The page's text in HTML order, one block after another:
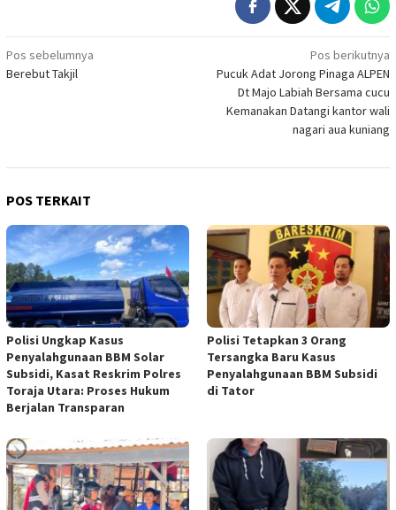
Navigasi
pos
Pos sebelumnya
Berebut Takjil
Pos berikutnya
Pucuk Adat Jorong Pinaga ALPEN
Dt Majo Labiah Bersama cucu
Kemanakan Datangi kantor wali
nagari aua kuniang
POS TERKAIT
Polisi Ungkap Kasus
Penyalahgunaan BBM Solar
Subsidi, Kasat Reskrim Polres
Toraja Utara: Proses Hukum
Berjalan Transparan
Polisi Tetapkan 3 Orang
Tersangka Baru Kasus
Penyalahgunaan BBM Subsidi
di Tator